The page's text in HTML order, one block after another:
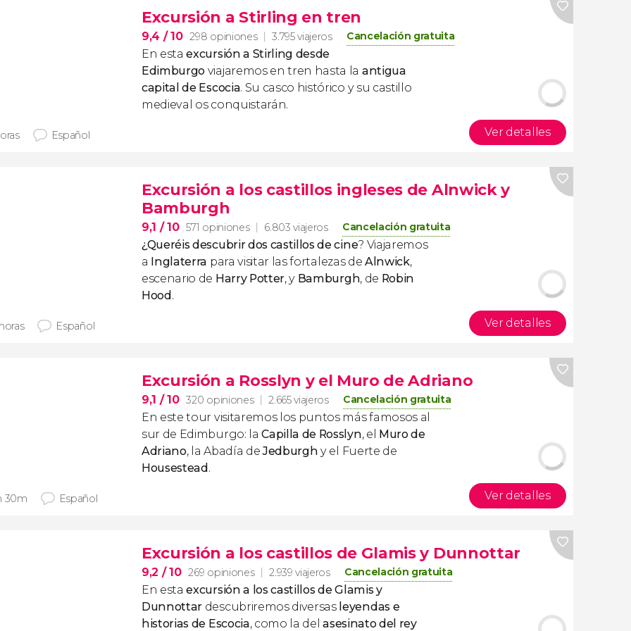
Excursión a Stirling en tren
9,4 / 10 298 opiniones 3.795 viajeros Cancelación gratuita
En estaexcursión a Stirling desde
Edimburgo viajaremos en tren hasta la antigua
capital de Escocia. Su casco histórico y su castillo
medieval os conquistarán.
Español Ver detalles
Excursión a los castillos ingleses de Alnwick y
Bamburgh
9,1 / 10 571 opiniones 6.803 viajeros Cancelación gratuita
¿Queréis descubrir dos castillos de cine? Viajaremos
a Inglaterra para visitar las fortalezas de Alnwick,
escenario de Harry Potter,y Bamburgh, de Robin
Hood.
Español Ver detalles
Excursión a Rosslyn y el Muro de Adriano
9,1 / 10 320 opiniones 2.665 viajeros Cancelación gratuita
En este tour visitaremos los puntos más famosos al
sur de Edimburgo: laCapilla de Rosslyn, el Muro de
Adriano, la Abadía deJedburgh y el Fuerte de
Housestead.
30m Español Ver detalles
Excursión a los castillos de Glamis y Dunnottar
9,2 / 10 269 opiniones 2.939 viajeros Cancelación gratuita
En estaexcursión a los castillos de Glamis y
Dunnottar descubriremos diversas leyendas e
historias de Escocia, como la delasesinato del rey